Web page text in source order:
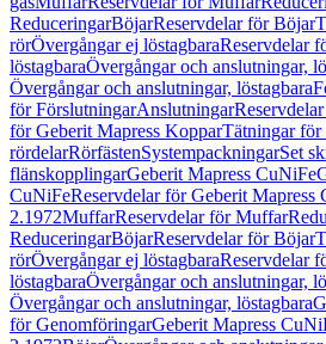
ReduceringarBöjarReservdelar för Böjar
rörÖvergångar ej löstagbaraReservdelar
löstagbaraÖvergångar och anslutningar,
Övergångar och anslutningar, löstagbara
för FörslutningarAnslutningar
för Geberit Mapress KopparTätningar för
rördelarRörfästenSystempackningarSet
flänskopplingarGeberit Mapress CuNiFe
CuNiFeReservdelar för Geberit Mapress
2.1972MuffarReservdelar för Muffar
ReduceringarBöjarReservdelar för Böjar
rörÖvergångar ej löstagbaraReservdelar
löstagbaraÖvergångar och anslutningar,
Övergångar och anslutningar, löstagbara
för GenomföringarGeberit Mapress